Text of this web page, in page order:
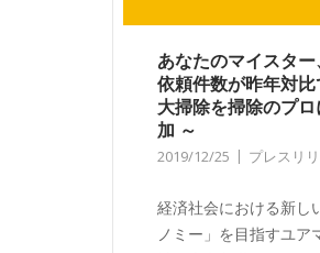
あなたのマイスタ
依頼件数が昨年対
大掃除を掃除のプ
加 ～
2019/12/25 プレスリリ
経済社会における新し
ノミー」を目指すユア